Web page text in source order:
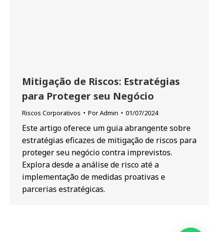
Mitigação de Riscos: Estratégias
para Proteger seu Negócio
Riscos Corporativos PorAdmin 01/07/2024
Este artigo oferece um guia abrangente sobre
estratégias eficazes de mitigação de riscos para
proteger seu negócio contra imprevistos.
Explora desde a análise de risco até a
implementação de medidas proativas e
parcerias estratégicas.